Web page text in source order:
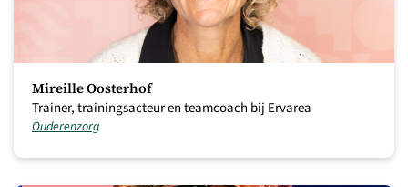
Mireille Oosterhof
Trainer, trainingsacteur en teamcoach bij Ervarea
Ouderenzorg